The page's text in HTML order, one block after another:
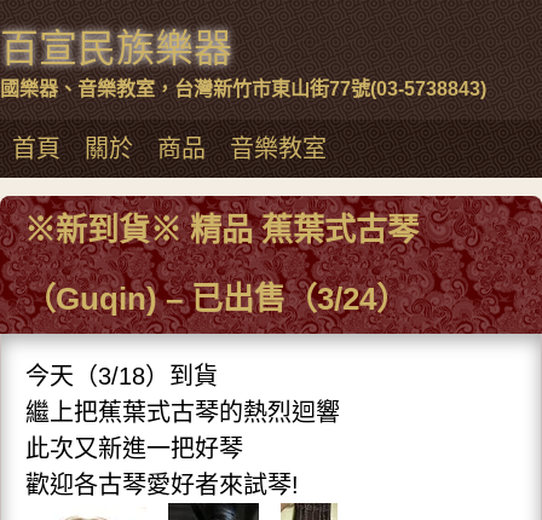
百宣民族樂器
國樂器、音樂教室，台灣新竹市東山街77號(03-5738843)
首頁 關於 商品 音樂教室
※新到貨※ 精品 蕉葉式古琴
（Guqin) – 已出售（3/24）
今天（3/18）到貨
繼上把蕉葉式古琴的熱烈迴響
此次又新進一把好琴
歡迎各古琴愛好者來試琴!